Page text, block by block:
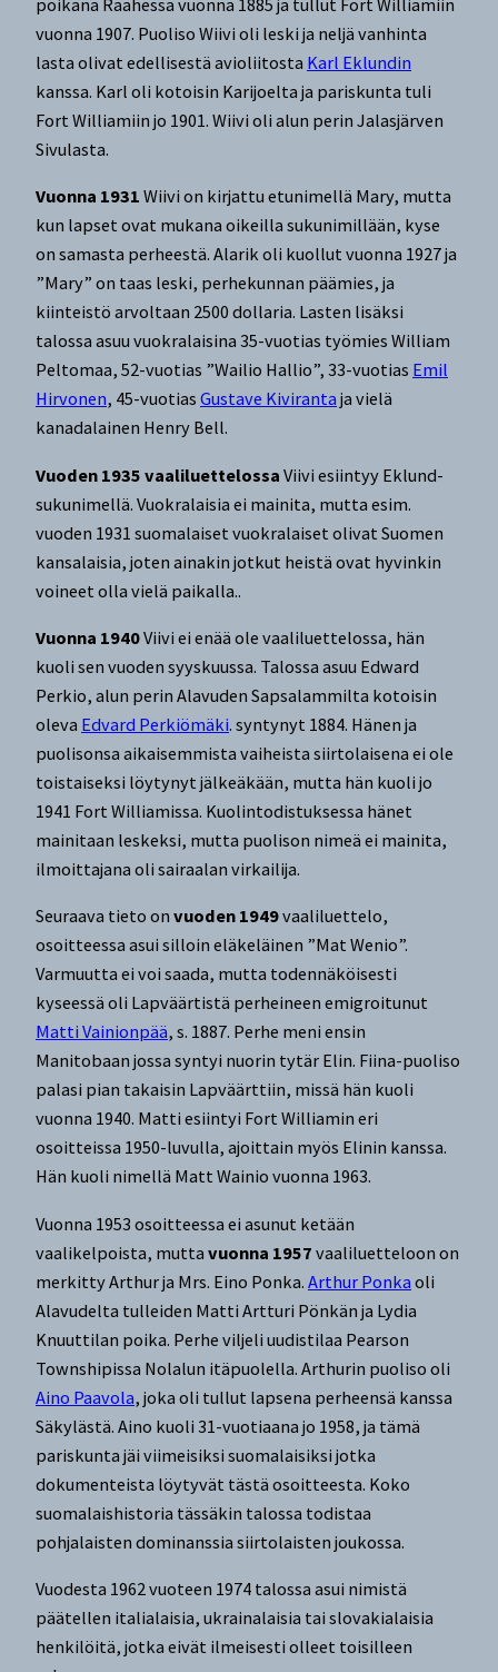
poikana Raahessa vuonna 1885 ja tullut Fort Williamiin
vuonna 1907. Puoliso Wiivi oli leski ja neljä vanhinta
lasta olivat edellisestä avioliitosta Karl Eklundin
kanssa. Karl oli kotoisin Karijoelta ja pariskunta tuli
Fort Williamiin jo 1901. Wiivi oli alun perin Jalasjärven
Sivulasta.
Vuonna 1931 Wiivi on kirjattu etunimellä Mary, mutta
kun lapset ovat mukana oikeilla sukunimillään, kyse
on samasta perheestä. Alarik oli kuollut vuonna 1927 ja
”Mary” on taas leski, perhekunnan päämies, ja
kiinteistö arvoltaan 2500 dollaria. Lasten lisäksi
talossa asuu vuokralaisina 35-vuotias työmies William
Peltomaa, 52-vuotias ”Wailio Hallio”, 33-vuotias Emil
Hirvonen, 45-vuotias Gustave Kiviranta ja vielä
kanadalainen Henry Bell.
Vuoden 1935 vaaliluettelossa Viivi esiintyy Eklund-
sukunimellä. Vuokralaisia ei mainita, mutta esim.
vuoden 1931 suomalaiset vuokralaiset olivat Suomen
kansalaisia, joten ainakin jotkut heistä ovat hyvinkin
voineet olla vielä paikalla..
Vuonna 1940Viivi ei enää ole vaaliluettelossa, hän
kuoli sen vuoden syyskuussa. Talossa asuu Edward
Perkio, alun perin Alavuden Sapsalammilta kotoisin
oleva Edvard Perkiömäki. syntynyt 1884. Hänen ja
puolisonsa aikaisemmista vaiheista siirtolaisena ei ole
toistaiseksi löytynyt jälkeäkään, mutta hän kuoli jo
1941 Fort Williamissa. Kuolintodistuksessa hänet
mainitaan leskeksi, mutta puolison nimeä ei mainita,
ilmoittajana oli sairaalan virkailija.
Seuraava tieto on vuoden 1949vaaliluettelo,
osoitteessa asui silloin eläkeläinen ”Mat Wenio”.
Varmuutta ei voi saada, mutta todennäköisesti
kyseessä oli Lapväärtistä perheineen emigroitunut
Matti Vainionpää, s. 1887. Perhe meni ensin
Manitobaan jossa syntyi nuorin tytär Elin. Fiina-puoliso
palasi pian takaisin Lapväärttiin, missä hän kuoli
vuonna 1940. Matti esiintyi Fort Williamin eri
osoitteissa 1950-luvulla, ajoittain myös Elinin kanssa.
Hän kuoli nimellä Matt Wainio vuonna 1963.
Vuonna 1953 osoitteessa ei asunut ketään
vaalikelpoista, mutta vuonna 1957 vaaliluetteloon on
merkitty Arthur ja Mrs. Eino Ponka. Arthur Ponka oli
Alavudelta tulleiden Matti Artturi Pönkän ja Lydia
Knuuttilan poika. Perhe viljeli uudistilaa Pearson
Townshipissa Nolalun itäpuolella. Arthurin puoliso oli
Aino Paavola, joka oli tullut lapsena perheensä kanssa
Säkylästä. Aino kuoli 31-vuotiaana jo 1958, ja tämä
pariskunta jäi viimeisiksi suomalaisiksi jotka
dokumenteista löytyvät tästä osoitteesta. Koko
suomalaishistoria tässäkin talossa todistaa
pohjalaisten dominanssia siirtolaisten joukossa.
Vuodesta 1962 vuoteen 1974 talossa asui nimistä
päätellen italialaisia, ukrainalaisia tai slovakialaisia
henkilöitä, jotka eivät ilmeisesti olleet toisilleen